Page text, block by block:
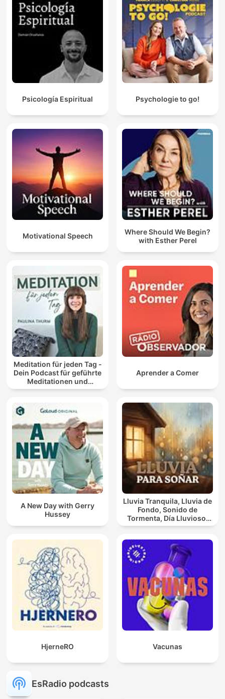
Psicología Espiritual Psychologie to go!
Motivational Speech
Where Should We Begin?
with Esther Perel
Meditation für jeden Tag -
Dein Podcast für geführte
Meditationen und
Entspannung
Aprender a Comer
A New Day with Gerry
Hussey
Lluvia Tranquila, Lluvia de
Fondo, Sonido de
Tormenta, Día Lluvioso,
Lluvia Para Soñar
HjerneRO Vacunas
EsRadio podcasts